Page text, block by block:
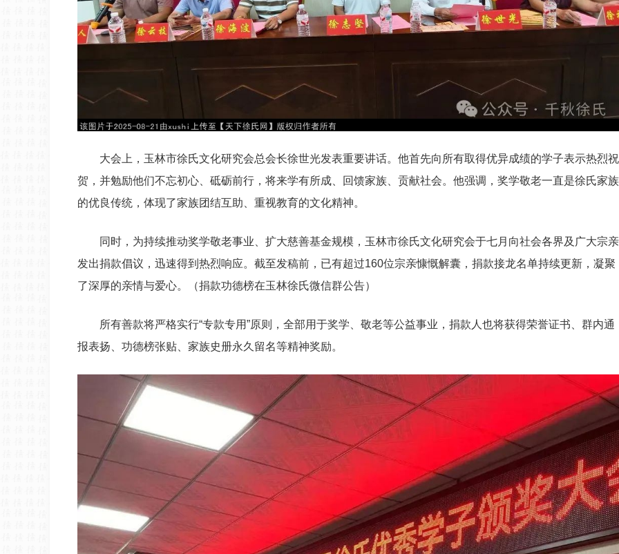
大会上，玉林市徐氏文化研究会总会长徐世光发表重要讲话。他首先向所有取得优异成绩的学子表示热烈祝
贺，并勉励他们不忘初心、砥砺前行，将来学有所成、回馈家族、贡献社会。他强调，奖学敬老一直是徐氏家族
的优良传统，体现了家族团结互助、重视教育的文化精神。
同时，为持续推动奖学敬老事业、扩大慈善基金规模，玉林市徐氏文化研究会于七月向社会各界及广大宗亲
发出捐款倡议，迅速得到热烈响应。截至发稿前，已有超过160位宗亲慷慨解囊，捐款接龙名单持续更新，凝聚
了深厚的亲情与爱心。（捐款功德榜在玉林徐氏微信群公告）
所有善款将严格实行“专款专用”原则，全部用于奖学、敬老等公益事业，捐款人也将获得荣誉证书、群内通
报表扬、功德榜张贴、家族史册永久留名等精神奖励。